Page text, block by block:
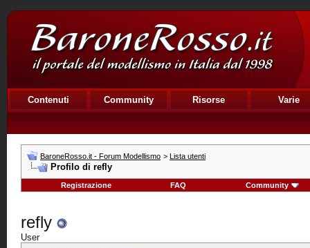
Contenuti Community Risorse Varie
BaroneRosso.it - Forum Modellismo > Lista utenti
Profilo di refly
Registrazione FAQ Community
refly
User